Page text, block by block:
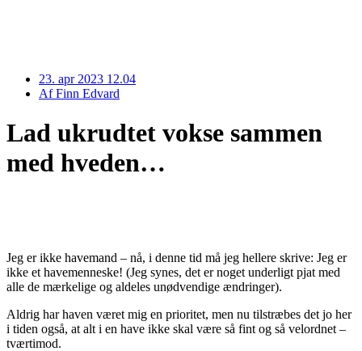
23. apr 2023 12.04
AfFinn Edvard
Lad ukrudtet vokse sammen
med hveden…
Jeg er ikke havemand – nå, i denne tid må jeg hellere skrive: Jeg er
ikke et havemenneske! (Jeg synes, det er noget underligt pjat med
alle de mærkelige og aldeles unødvendige ændringer).
Aldrig har haven været mig en prioritet, men nu tilstræbes det jo her
i tiden også, at alt i en have ikke skal være så fint og så velordnet –
tværtimod.